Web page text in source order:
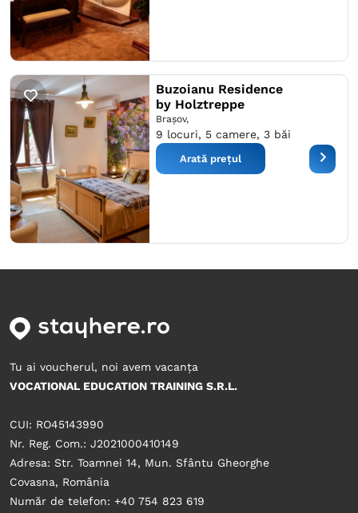
Buzoianu Residence
by Holztreppe
Braşov,
9 locuri, 5 camere, 3 băi
Arată prețul
Tu ai voucherul, noi avem vacanța
VOCATIONAL EDUCATION TRAINING S.R.L.
CUI: RO45143990
Nr. Reg. Com.: J2021000410149
Adresa: Str. Toamnei 14, Mun. Sfântu Gheorghe
Covasna, România
Număr de telefon: +40 754 823 619